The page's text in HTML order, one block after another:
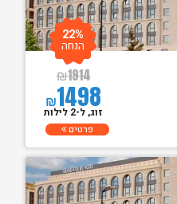
₪1914
₪1498
22%
הנחה
זוג, ל-2 לילות
פרטים